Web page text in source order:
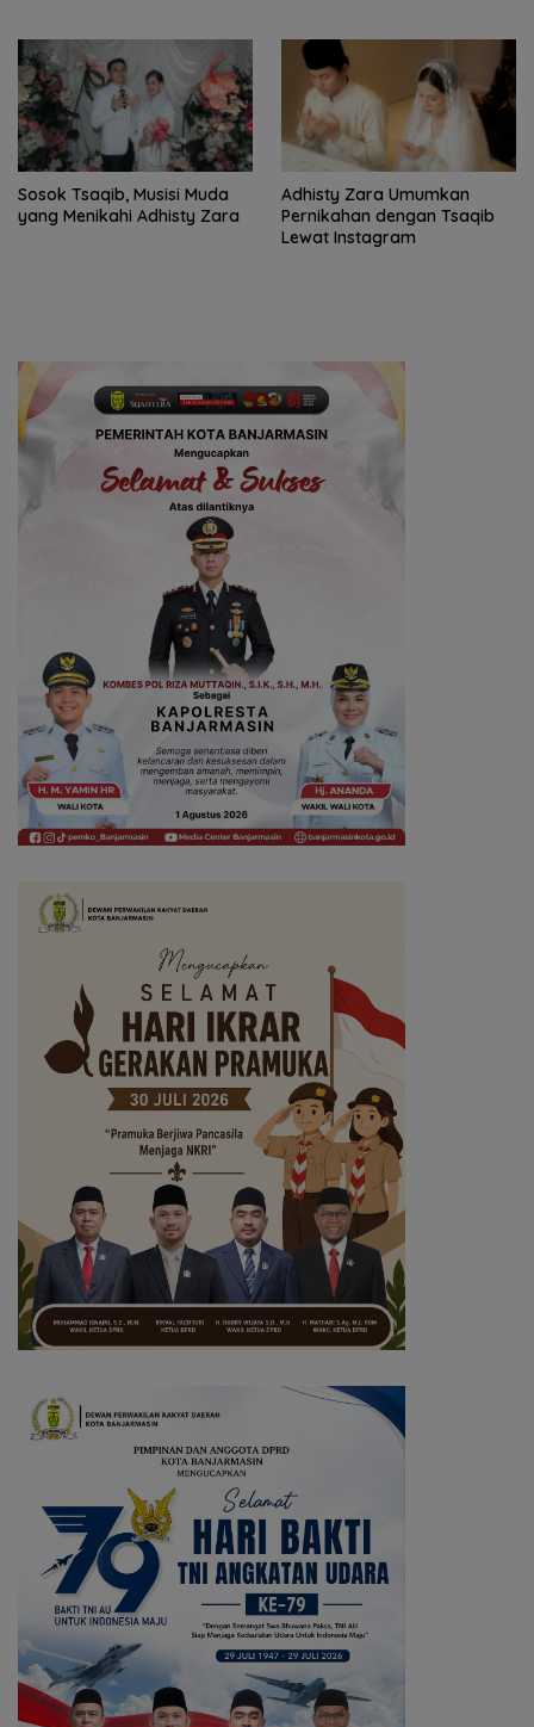
Sosok Tsaqib, Musisi Muda
yang Menikahi Adhisty Zara
Adhisty Zara Umumkan
Pernikahan dengan Tsaqib
Lewat Instagram